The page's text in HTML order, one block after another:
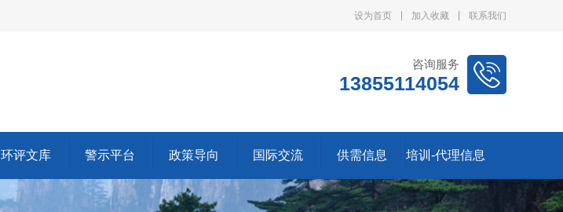
设为首页 加入收藏 联系我们
咨询服务
13855114054
环评文库 警示平台 政策导向 国际交流 供需信息 培训-代理信息